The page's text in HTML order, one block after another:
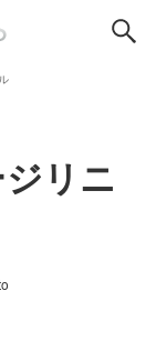
リニ